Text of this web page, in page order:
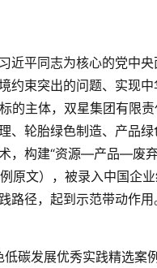
近平同志为核心的党中
约束突出的问题、实现
的主体，双星集团有限
、轮胎绿色制造、产品
，构建“资源—产品—废
原文），被录入中国企
路径，起到示范带动作用
碳发展优秀实践精选案